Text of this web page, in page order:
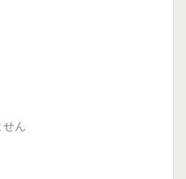
ん